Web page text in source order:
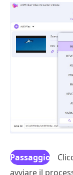
Passaggio
3
avviare il